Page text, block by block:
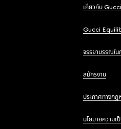
เกี่ยวกับ Gucci
Gucci
จรรยาบรรณใน
สมัครงาน
ประกาศทางกฎ
นโยบายความเ